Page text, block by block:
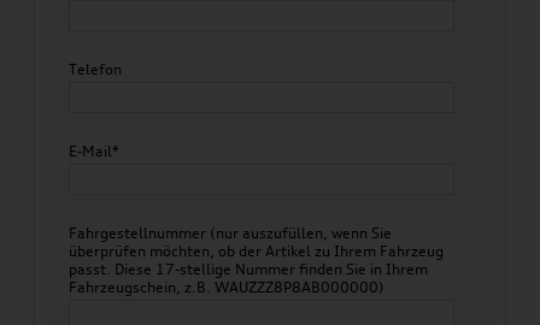
Telefon
E-Mail*
Fahrgestellnummer (nur auszufüllen, wenn Sie
überprüfen möchten, ob der Artikel zu Ihrem Fahrzeug
passt. Diese 17-stellige Nummer finden Sie in Ihrem
Fahrzeugschein, z.B. WAUZZZ8P8AB000000)